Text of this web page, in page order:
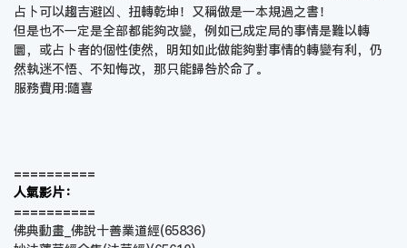
占卜可以趨吉避凶、扭轉乾坤！又稱做是一本規過之書！
但是也不一定是全部都能夠改變，例如已成定局的事情是難以轉
圜，或占卜者的個性使然，明知如此做能夠對事情的轉變有利，仍
然執迷不悟、不知悔改，那只能歸咎於命了。
服務費用:隨喜
==========
人氣影片：
==========
佛典動畫_佛說十善業道經(65836)